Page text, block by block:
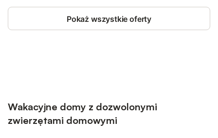
Pokaż wszystkie oferty
Wakacyjne domy z dozwolonymi
zwierzętami domowymi